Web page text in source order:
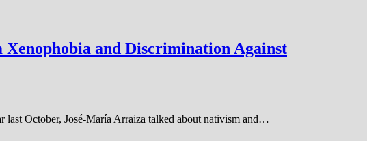
and Discrimination Against
last October, José-María Arraiza talked about nativism and…